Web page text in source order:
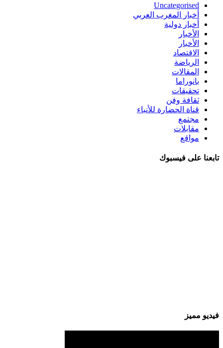
Uncategorised
أخبار المغرب العربي
أخبار دولية
الأخبار
الأخبار
الاقتصاد
الرياضة
المقالات
بانوراما
تحقيقات
ثقافة وفن
قناة الحضارة للأنباء
مجتمع
مقابلات
مواقع
تابعنا على فيسبوك
فيديو مميز